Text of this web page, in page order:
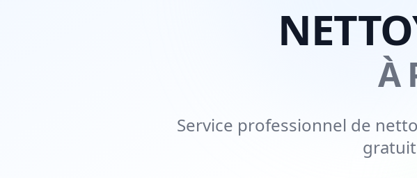
À
Service professionnel de